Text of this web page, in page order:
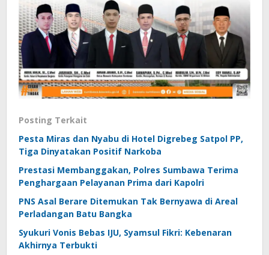
Posting Terkait
Pesta Miras dan Nyabu di Hotel Digrebeg Satpol PP,
Tiga Dinyatakan Positif Narkoba
Prestasi Membanggakan, Polres Sumbawa Terima
Penghargaan Pelayanan Prima dari Kapolri
PNS Asal Berare Ditemukan Tak Bernyawa di Areal
Perladangan Batu Bangka
Syukuri Vonis Bebas IJU, Syamsul Fikri: Kebenaran
Akhirnya Terbukti